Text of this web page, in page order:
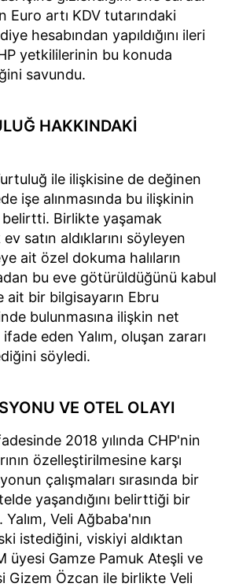
Euro artı KDV tutarındaki
hesabından yapıldığını ileri
yetkililerinin bu konuda
savundu.
HAKKINDAKİ
ile ilişkisine de değinen
işe alınmasında bu ilişkinin
Birlikte yaşamak
satın aldıklarını söyleyen
ait özel dokuma halıların
bu eve götürüldüğünü kabul
ait bir bilgisayarın Ebru
bulunmasına ilişkin net
ifade eden Yalım, oluşan zararı
söyledi.
VE OTEL OLAYI
2018 yılında CHP'nin
özelleştirilmesine karşı
çalışmaları sırasında bir
yaşandığını belirttiği bir
Yalım, Veli Ağbaba'nın
istediğini, viskiyi aldıktan
üyesi Gamze Pamuk Ateşli ve
Gizem Özcan ile birlikte Veli